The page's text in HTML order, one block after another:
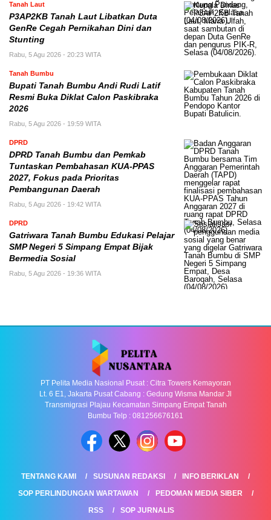
Tanah Laut
P3AP2KB Tanah Laut Libatkan Duta
GenRe Cegah Pernikahan Dini dan
Stunting
Rabu, 5 Agu 2026 - 20:23 WITA
Tanah Bumbu
Bupati Tanah Bumbu Andi Rudi Latif
Resmi Buka Diklat Calon Paskibraka
2026
Rabu, 5 Agu 2026 - 19:59 WITA
DPRD
DPRD Tanah Bumbu dan Pemkab
Tuntaskan Pembahasan KUA-PPAS
2027, Fokus pada Prioritas
Pembangunan Daerah
Rabu, 5 Agu 2026 - 19:42 WITA
DPRD
Gatriwara Tanah Bumbu Edukasi Pelajar
SMP Negeri 5 Simpang Empat Bijak
Bermedia Sosial
Rabu, 5 Agu 2026 - 19:36 WITA
PT Pelita Media Nasional Pusat : Citra Towers Kemayoran
Lt. 6 E1, Jakarta Pusat Cabang : Gedung Wisma Mandar Jl
Transmigrasi Plajau Kecamatan Simpang Empat Tanah
Bumbu Telp : 081256676161
TENTANG KAMI SUSUNAN REDAKSI
INFO BERIKLAN
SOP PERLINDUNGAN WARTAWAN
PEDOMAN MEDIA SIBER
RSS
SOP JURNALIS